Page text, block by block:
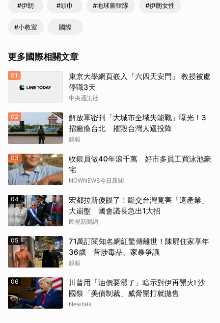
#伊朗 #頭巾 #地球圖輯隊 #伊朗女性
#小教室 國際
更多國際相關文章
01
東京大學網頁嵌入「六四天安門」 教授被處
停職3天
中央通訊社
02
解放軍密刊「大城市全域失能戰」曝光！3
招癱瘓台北 摧毀台灣人逼投降
鏡報
03
收銀員做40年滾千萬 好市多員工買泳池豪
宅
NOWNEWS今日新聞
04
宏都拉斯傻眼了！斷交台灣竟害「這產業」
大崩盤 國會議長急出1大招
民視新聞網
05
71萬訂閱知名網紅驚傳離世！陳屍住家享年
36歲 昔涉毒品、家暴爭議
鏡報
06
川普用「油價要漲了」暗示對伊再開火! 沙
國祭「美債制裁」威脅開打就拋售
Newtalk